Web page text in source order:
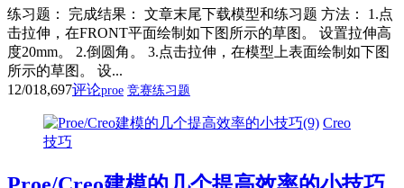
练习题： 完成结果： 文章末尾下载模型和练习题 方法： 1.点
击拉伸，在FRONT平面绘制如下图所示的草图。 设置拉伸高
度20mm。 2.倒圆角。 3.点击拉伸，在模型上表面绘制如下图
所示的草图。 设...
12/018,697评论proe 竞赛练习题
Creo
技巧